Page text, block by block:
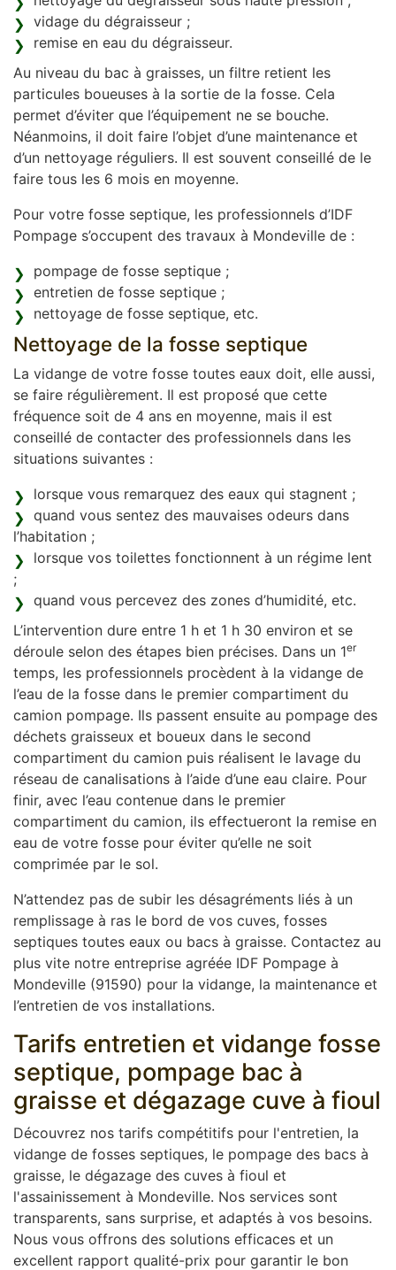
vidage du dégraisseur ;
remise en eau du dégraisseur.
Au niveau du bac à graisses, un filtre retient les
particules boueuses à la sortie de la fosse. Cela
permet d’éviter que l’équipement ne se bouche.
Néanmoins, il doit faire l’objet d’une maintenance et
d’un nettoyage réguliers. Il est souvent conseillé de le
faire tous les 6 mois en moyenne.
Pour votre fosse septique, les professionnels d’IDF
Pompage s’occupent des travaux à Mondeville de :
pompage de fosse septique ;
entretien de fosse septique ;
nettoyage de fosse septique, etc.
Nettoyage de la fosse septique
La vidange de votre fosse toutes eaux doit, elle aussi,
se faire régulièrement. Il est proposé que cette
fréquence soit de 4 ans en moyenne, mais il est
conseillé de contacter des professionnels dans les
situations suivantes :
lorsque vous remarquez des eaux qui stagnent ;
quand vous sentez des mauvaises odeurs dans
l’habitation ;
lorsque vos toilettes fonctionnent à un régime lent
;
quand vous percevez des zones d’humidité, etc.
L’intervention dure entre 1 h et 1 h 30 environ et se
déroule selon des étapes bien précises. Dans un 1er
temps, les professionnels procèdent à la vidange de
l’eau de la fosse dans le premier compartiment du
camion pompage. Ils passent ensuite au pompage des
déchets graisseux et boueux dans le second
compartiment du camion puis réalisent le lavage du
réseau de canalisations à l’aide d’une eau claire. Pour
finir, avec l’eau contenue dans le premier
compartiment du camion, ils effectueront la remise en
eau de votre fosse pour éviter qu’elle ne soit
comprimée par le sol.
N’attendez pas de subir les désagréments liés à un
remplissage à ras le bord de vos cuves, fosses
septiques toutes eaux ou bacs à graisse. Contactez au
plus vite notre entreprise agréée IDF Pompage à
Mondeville (91590) pour la vidange, la maintenance et
l’entretien de vos installations.
Tarifs entretien et vidange fosse
septique, pompage bac à
graisse et dégazage cuve à fioul
Découvrez nos tarifs compétitifs pour l'entretien, la
vidange de fosses septiques, le pompage des bacs à
graisse, le dégazage des cuves à fioul et
l'assainissement à Mondeville. Nos services sont
transparents, sans surprise, et adaptés à vos besoins.
Nous vous offrons des solutions efficaces et un
excellent rapport qualité-prix pour garantir le bon